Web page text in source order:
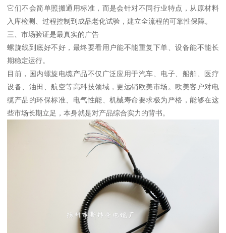
它们不会简单照搬通用标准，而是会针对不同行业特点，从原材料
入库检测、过程控制到成品老化试验，建立全流程的可靠性保障。
三、市场验证是最真实的广告
螺旋线到底好不好，最终要看用户能不能重复下单、设备能不能长
期稳定运行。
目前，国内螺旋电缆产品不仅广泛应用于汽车、电子、船舶、医疗
设备、油田、航空等高科技领域，更远销欧美市场。欧美客户对电
缆产品的环保标准、电气性能、机械寿命要求极为严格，能够在这
些市场长期立足，本身就是对产品综合实力的背书。